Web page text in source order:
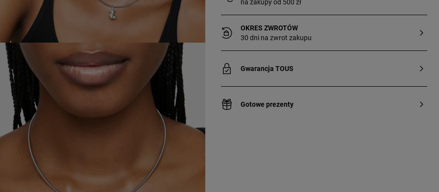
na zakupy od 500 zł
OKRES ZWROTÓW
30 dni na zwrot zakupu
Gwarancja TOUS
Gotowe prezenty